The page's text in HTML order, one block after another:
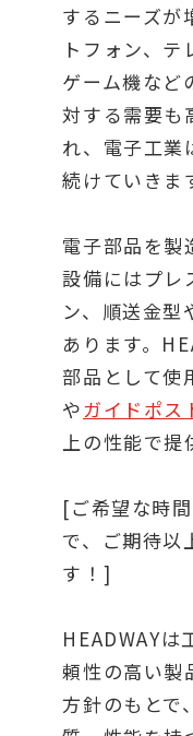
するニーズが
トフォン、
ゲーム機など
対する需要も
れ、電子工業
続けていきま
電子部品を製
設備にはプレ
ン、順送金型
あります。
部品として使
やガイドポス
上の性能で提
[ご希望な時
で、ご期待以
す！]
HEADWAYは
頼性の高い製
方針のもとで